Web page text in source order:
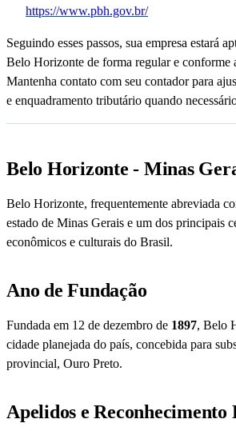
https://www.pbh.gov.br/
Seguindo esses passos, sua empresa estará
Belo Horizonte de forma regular e conforme
Mantenha contato com seu contador para
e enquadramento tributário quando
Belo Horizonte - Minas
Belo Horizonte, frequentemente abreviada
estado de Minas Gerais e um dos principais
econômicos e culturais do Brasil.
Ano de Fundação
Fundada em 12 de dezembro de 1897, Belo
cidade planejada do país, concebida para
provincial, Ouro Preto.
Apelidos e Reconhecimento